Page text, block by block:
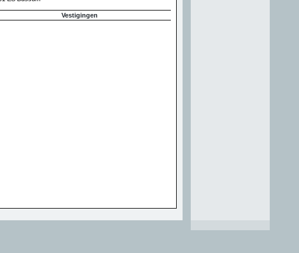
Vestigingen